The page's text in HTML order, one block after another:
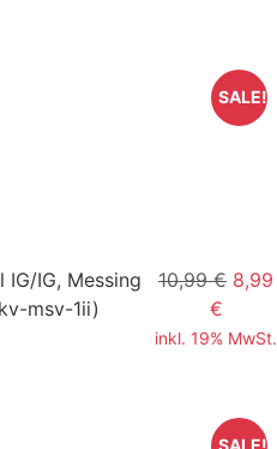
IG/IG, Messing
msv-1ii)
10,99 € 8,99
€
inkl. 19% MwSt.
SALE!
SALE!